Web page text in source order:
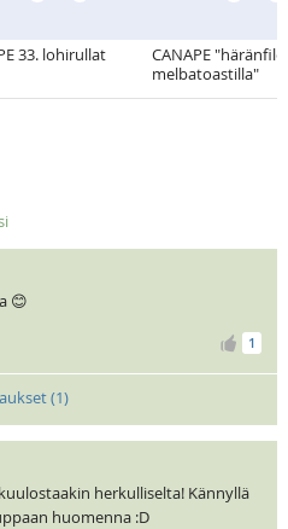
33. lohirullat
CANAPE
melbatoastilla"
😊
1
(1)
herkulliselta! Kännyllä
huomenna :D